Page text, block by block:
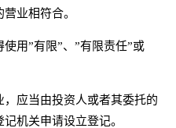
业相符合。
用”有限”、”有限责任”或
当由投资人或者其委托的
机关申请设立登记。